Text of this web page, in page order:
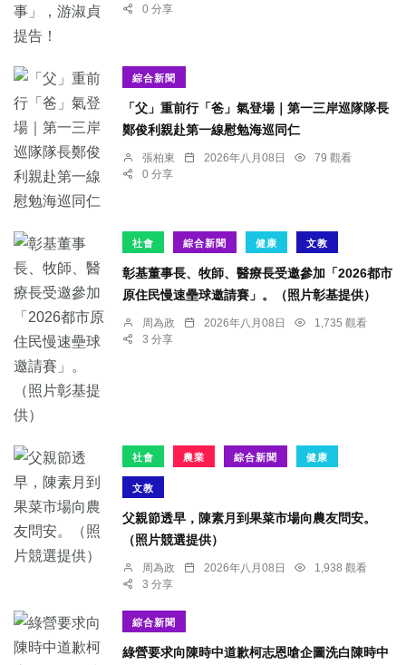
0 分享
綜合新聞
「父」重前行「爸」氣登場｜第一三岸巡隊隊長
鄭俊利親赴第一線慰勉海巡同仁
張柏東 2026年八月08日
79 觀看
0 分享
社會 綜合新聞 健康 文教
彰基董事長、牧師、醫療長受邀參加「2026都市
原住民慢速壘球邀請賽」。（照片彰基提供）
周為政 2026年八月08日
1,735 觀看
3 分享
社會 農業 綜合新聞 健康
文教
父親節透早，陳素月到果菜市場向農友問安。
（照片競選提供）
周為政 2026年八月08日
1,938 觀看
3 分享
綜合新聞
綠營要求向陳時中道歉柯志恩嗆企圖洗白陳時中